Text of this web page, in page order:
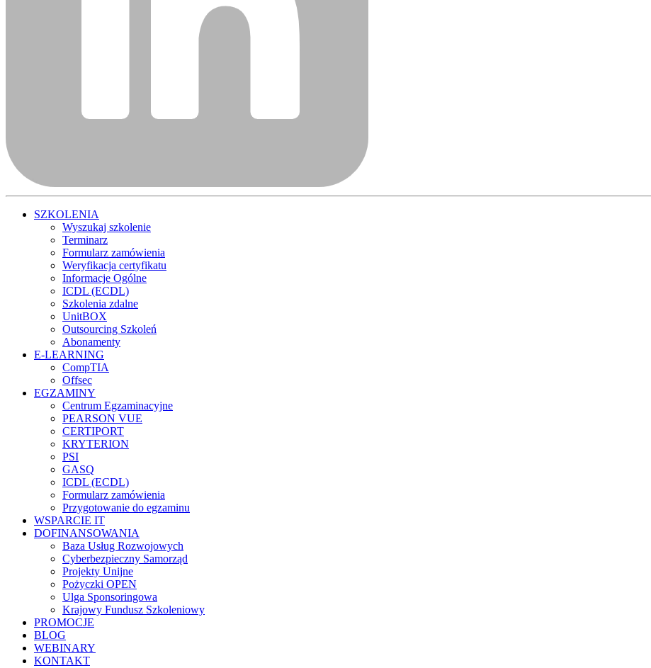
SZKOLENIA
Wyszukaj szkolenie
Terminarz
Formularz zamówienia
Weryfikacja certyfikatu
Informacje Ogólne
ICDL (ECDL)
Szkolenia zdalne
UnitBOX
Outsourcing Szkoleń
Abonamenty
E-LEARNING
CompTIA
Offsec
EGZAMINY
Centrum Egzaminacyjne
PEARSON VUE
CERTIPORT
KRYTERION
PSI
GASQ
ICDL (ECDL)
Formularz zamówienia
Przygotowanie do egzaminu
WSPARCIE IT
DOFINANSOWANIA
Baza Usług Rozwojowych
Cyberbezpieczny Samorząd
Projekty Unijne
Pożyczki OPEN
Ulga Sponsoringowa
Krajowy Fundusz Szkoleniowy
PROMOCJE
BLOG
WEBINARY
KONTAKT